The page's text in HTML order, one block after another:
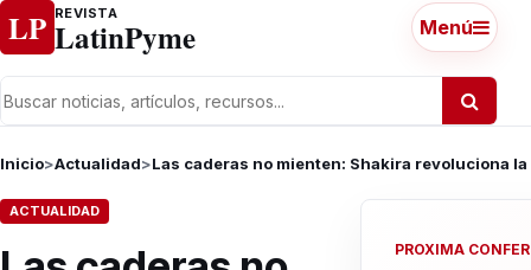
Ir al contenido
LP REVISTA
LatinPyme Menú
Inicio>Actualidad>Las caderas no mienten: Shakira revoluciona
ACTUALIDAD
PROXIMA